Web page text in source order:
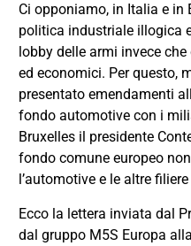
Ci opponiamo, in Italia e in
politica industriale illogica
lobby delle armi invece
ed economici. Per questo,
presentato emendamenti
fondo automotive con i
Bruxelles il presidente
fondo comune europeo
l’automotive e le altre
Ecco la lettera inviata dal
dal gruppo M5S Europa